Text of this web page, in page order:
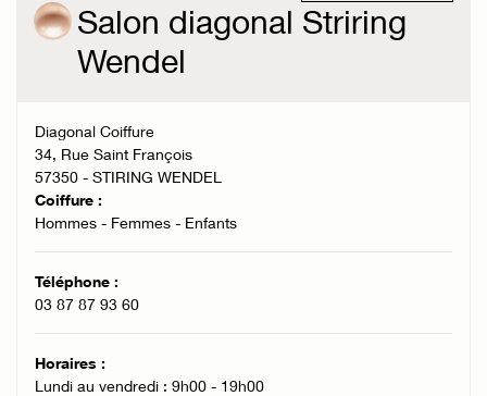
Salon diagonal Striring
Wendel
Diagonal Coiffure
34, Rue Saint François
57350 - STIRING WENDEL
Coiffure :
Hommes - Femmes - Enfants
Téléphone :
03 87 87 93 60
Horaires :
Lundi au vendredi : 9h00 - 19h00